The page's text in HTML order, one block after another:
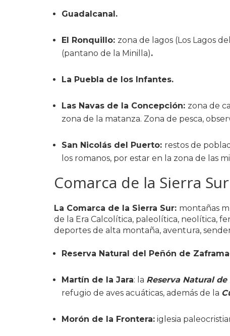
Guadalcanal.
El Ronquillo: zona de lagos (Los Lagos
(pantano de la Minilla).
La Puebla de los Infantes.
Las Navas de la Concepción: zona de
zona de la matanza. Zona de pesca,
San Nicolás del Puerto: restos de
los romanos, por estar en la zona de las
Comarca de la Sierra Sur
La Comarca de la Sierra Sur: montañas
de la Era Calcolítica, paleolítica, neolítica,
deportes de alta montaña, aventura,
Reserva Natural del Peñón de
Martín de la Jara: la Reserva Natural
refugio de aves acuáticas, además de la
Morón de la Frontera: iglesia